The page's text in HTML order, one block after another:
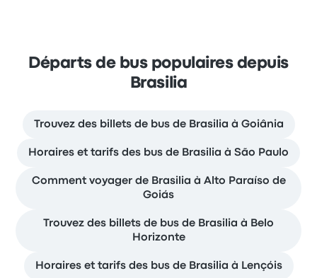
Départs de bus populaires depuis
Brasilia
Trouvez des billets de bus de Brasilia à Goiânia
Horaires et tarifs des bus de Brasilia à São Paulo
Comment voyager de Brasilia à Alto Paraíso de
Goiás
Trouvez des billets de bus de Brasilia à Belo
Horizonte
Horaires et tarifs des bus de Brasilia à Lençóis